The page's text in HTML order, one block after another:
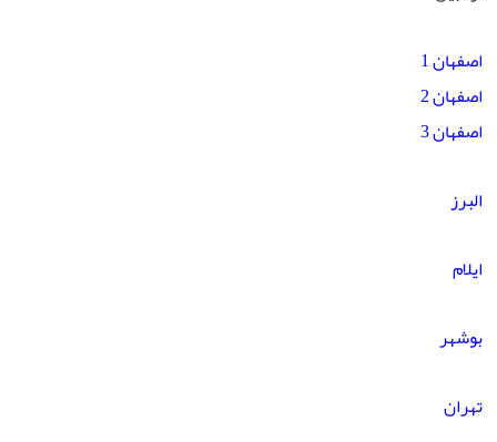
اصفهان 1
اصفهان 2
اصفهان 3
البرز
ایلام
بوشهر
تهران